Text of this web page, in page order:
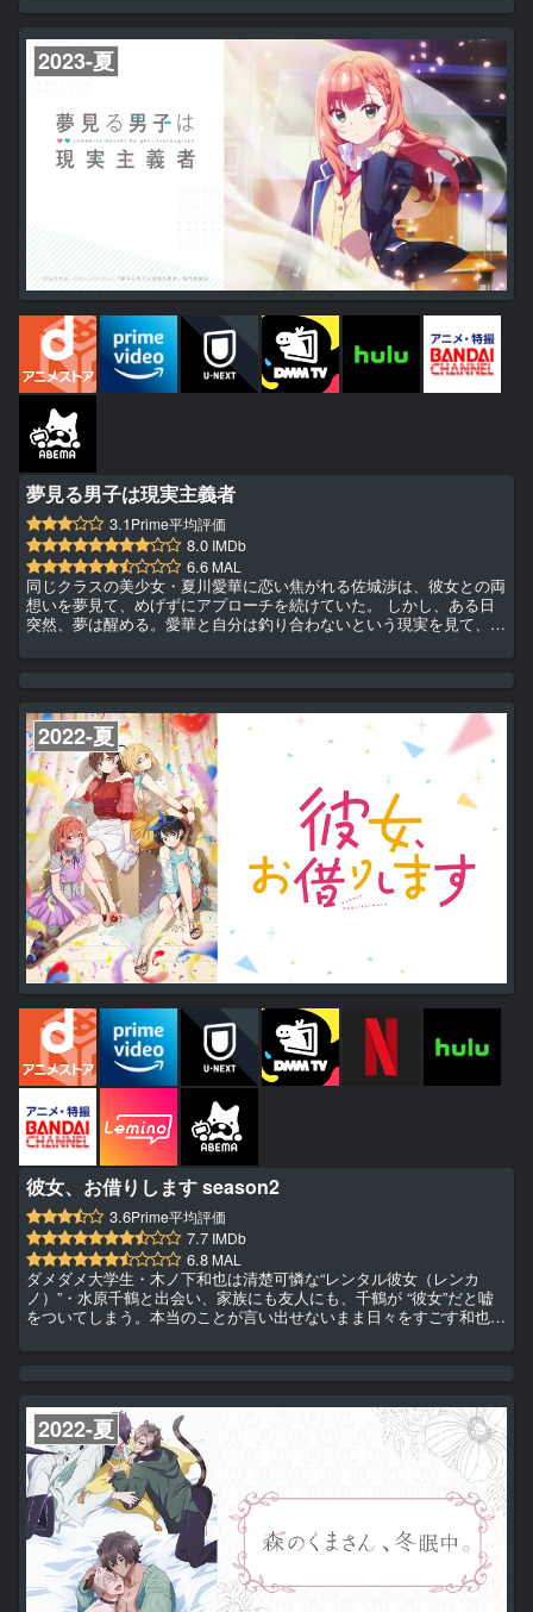
2023-夏
夢見る男子は現実主義者
3.1Prime平均評価
8.0 IMDb
6.6 MAL
同じクラスの美少女・夏川愛華に恋い焦がれる佐城渉は、彼女との両
想いを夢見て、めげずにアプローチを続けていた。 しかし、ある日
突然、夢は醒める。愛華と自分は釣り合わないという現実を見て、適
かして、私、嫌われたの……？」 “両片想い”のすれ違い青春ラブコメ
2022-夏
彼女、お借りします season2
3.6Prime平均評価
7.7 IMDb
6.8 MAL
ダメダメ大学生・木ノ下和也は清楚可憐な“レンタル彼女（レンカ
ノ）”・水原千鶴と出会い、家族にも友人にも、千鶴が “彼女”だと嘘
をついてしまう。本当のことが言い出せないまま日々をすごす和也の
美、やや強引なところがある、超積極的な彼女(仮)・更科瑠夏、極度
ス、お正月。様々なイベントを乗り越え、千鶴への想いが募ってい
く...
2022-夏